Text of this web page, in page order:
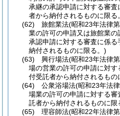
承継の承認申請に対する審査
者から納付されるものに限る
(62)
旅館業法(昭和23年法律
業の許可の申請又は旅館業
承認申請に対する審査に係る
納付されるものに限る。)
(63)
興行場法(昭和23年法律
場の営業の許可の申請に対
付受託者から納付されるもの
(64)
公衆浴場法(昭和23年法
場業の許可の申請に対する審
託者から納付されるものに限
(65)
理容師法(昭和22年法律